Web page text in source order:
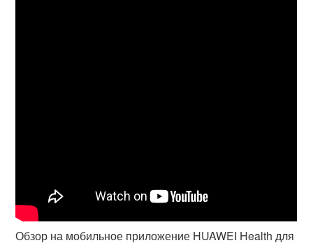
Обзор на мобильное приложение HUAWEI Health для